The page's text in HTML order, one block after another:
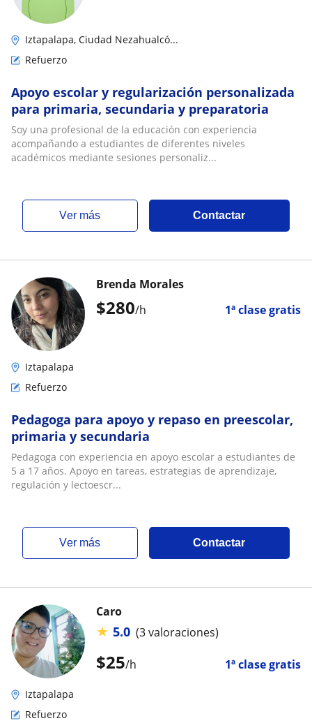
Iztapalapa, Ciudad Nezahualcó...
Refuerzo
Apoyo escolar y regularización personalizada
para primaria, secundaria y preparatoria
Soy una profesional de la educación con experiencia
acompañando a estudiantes de diferentes niveles
académicos mediante sesiones personaliz...
ver más Contactar
$280/h 1ª clase gratis
Brenda Morales
Iztapalapa
Refuerzo
Pedagoga para apoyo y repaso en preescolar,
primaria y secundaria
Pedagoga con experiencia en apoyo escolar a estudiantes de
5 a 17 años. Apoyo en tareas, estrategias de aprendizaje,
regulación y lectoescr...
ver más Contactar
$25/h 1ª clase gratis
Caro
★ 5.0 (3 valoraciones)
Iztapalapa
Refuerzo